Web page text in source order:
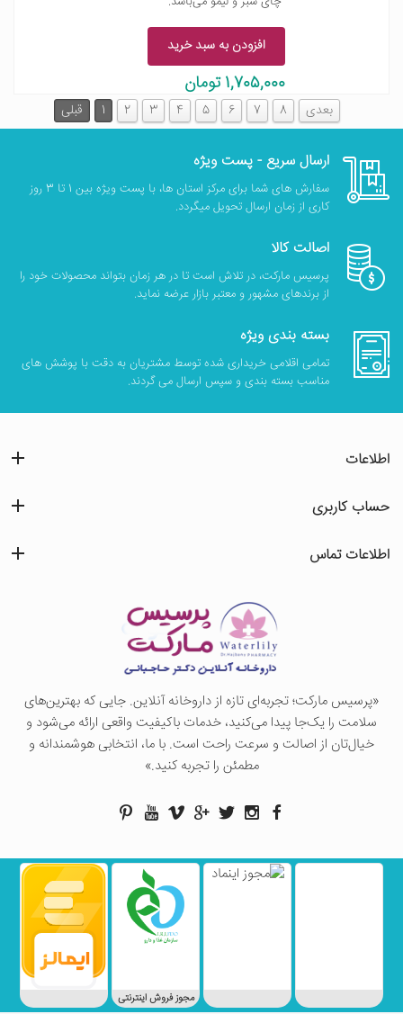
افزودن به سبد خرید
1,705,000 تومان
قبلی 1 2 3 4 5 6 7 8 بعدی
ارسال سریع - پست ویژه
سفارش های شما برای مرکز استان ها، با پست ویژه بین 1 تا 3 روز
کاری از زمان ارسال تحویل میگردد.
اصالت کالا
پرسیس مارکت، در تلاش است تا در هر زمان بتواند محصولات خود را
از برندهای مشهور و معتبر بازار عرضه نماید.
بسته بندی ویژه
تمامی اقلامی خریداری شده توسط مشتریان به دقت با پوشش های
مناسب بسته بندی و سپس ارسال می گردند.
«پرسيس ماركت؛ تجربه‌ای تازه از داروخانه آنلاین. جایی که بهترین‌های
سلامت را یک‌جا پیدا می‌کنید، خدمات باکیفیت واقعی ارائه می‌شود و
خیال‌تان از اصالت و سرعت راحت است. با ما، انتخابی هوشمندانه و
مطمئن را تجربه کنید.»
اطلاعات
حساب کاربری
اطلاعات تماس
مجوز فروش اینترنتی